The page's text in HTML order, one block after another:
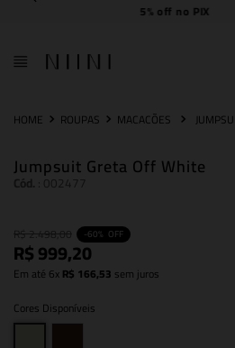
Frete Grátis
ROUPAS MACACÕES
Jumpsuit Greta Off White
002477
-60% OFF
R$999,20
Em até 6xR$ 166,53 sem juros
Cores Disponíveis